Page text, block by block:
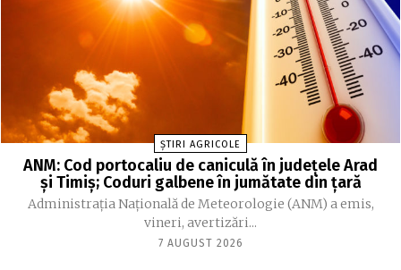
ȘTIRI AGRICOLE
ANM: Cod portocaliu de caniculă în judeţele Arad
şi Timiş; Coduri galbene în jumătate din ţară
Administraţia Naţională de Meteorologie (ANM) a emis,
vineri, avertizări...
7 AUGUST 2026